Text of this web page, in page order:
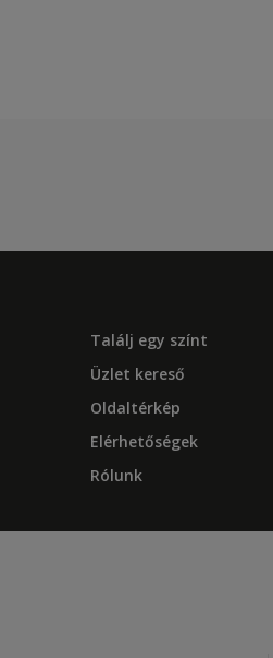
Találj egy színt
Üzlet kereső
Oldaltérkép
Elérhetőségek
Rólunk